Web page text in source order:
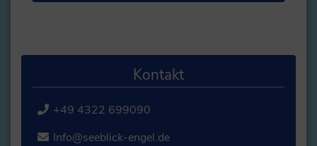
Kontakt
+49 4322 699090
Info@seeblick-engel.de